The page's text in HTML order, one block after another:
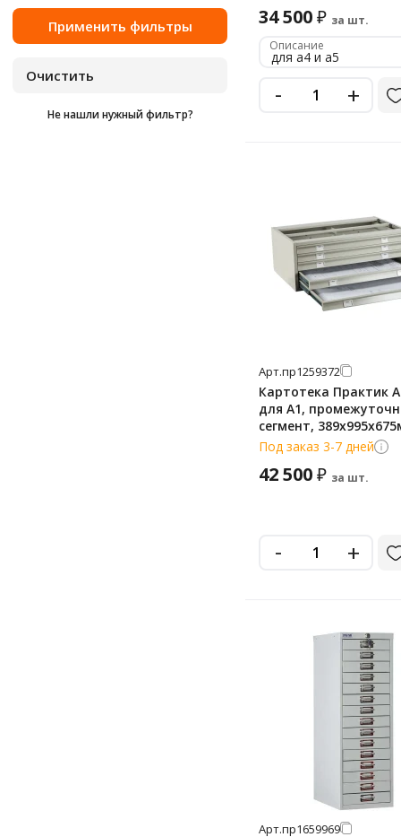
6
Не нашли нужный фильтр?
34 500₽ за шт.
Описание
для а4 и а5
- +
Арт.пр1259372
Картотека Практик
для А1,
сегмент,
Под заказ 3-7 дней
42 500₽ за шт.
- +
Арт.пр1659969